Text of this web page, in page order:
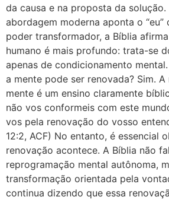
da causa e na proposta da solução.
abordagem moderna aponta o
poder transformador, a Bíblia
humano é mais profundo: trata-se
apenas de condicionamento
a mente pode ser renovada? Sim.
mente é um ensino claramente
não vos conformeis com este
vos pela renovação do vosso
12:2, ACF) No entanto, é essencial
renovação acontece. A Bíblia não
reprogramação mental autônoma,
transformação orientada pela
continua dizendo que essa